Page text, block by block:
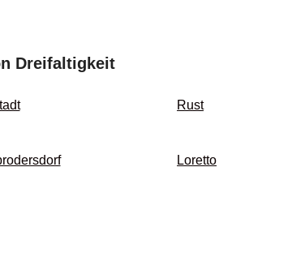
Dreifaltigkeit
Rust
Loretto